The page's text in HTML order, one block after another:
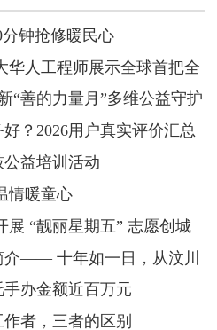
分钟抢修暖民心
华人工程师展示全球首把全
“善的力量月”多维公益守护
？2026用户真实评价汇总
益培训活动
情暖童心
展 “靓丽星期五” 志愿创城
介—— 十年如一日，从汶川
益志愿服务践行
办金额近百万元
者，三者的区别